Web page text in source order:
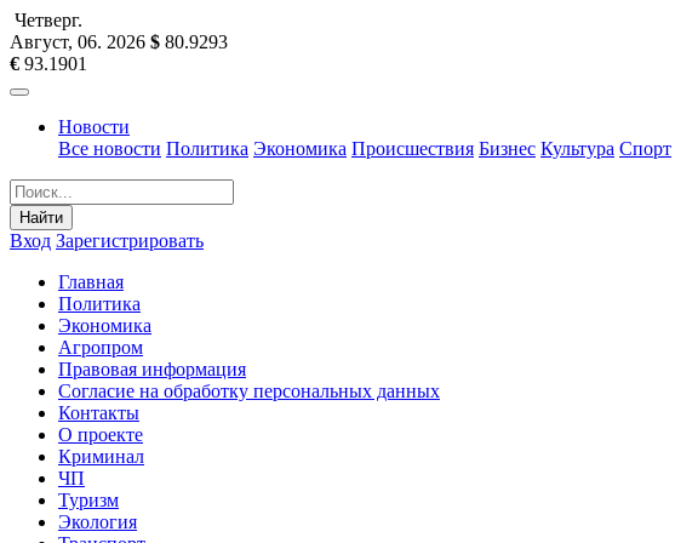
Четверг.
Август, 06. 2026 $ 80.9293
€ 93.1901
Новости
Все новости Политика Экономика Происшествия Бизнес Культура Спорт
Найти
Вход Зарегистрировать
Главная
Политика
Экономика
Агропром
Правовая информация
Согласие на обработку персональных данных
Контакты
О проекте
Криминал
ЧП
Туризм
Экология